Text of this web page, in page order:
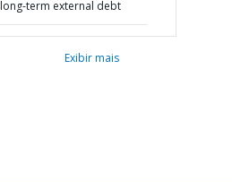
long-term external debt
Exibir mais